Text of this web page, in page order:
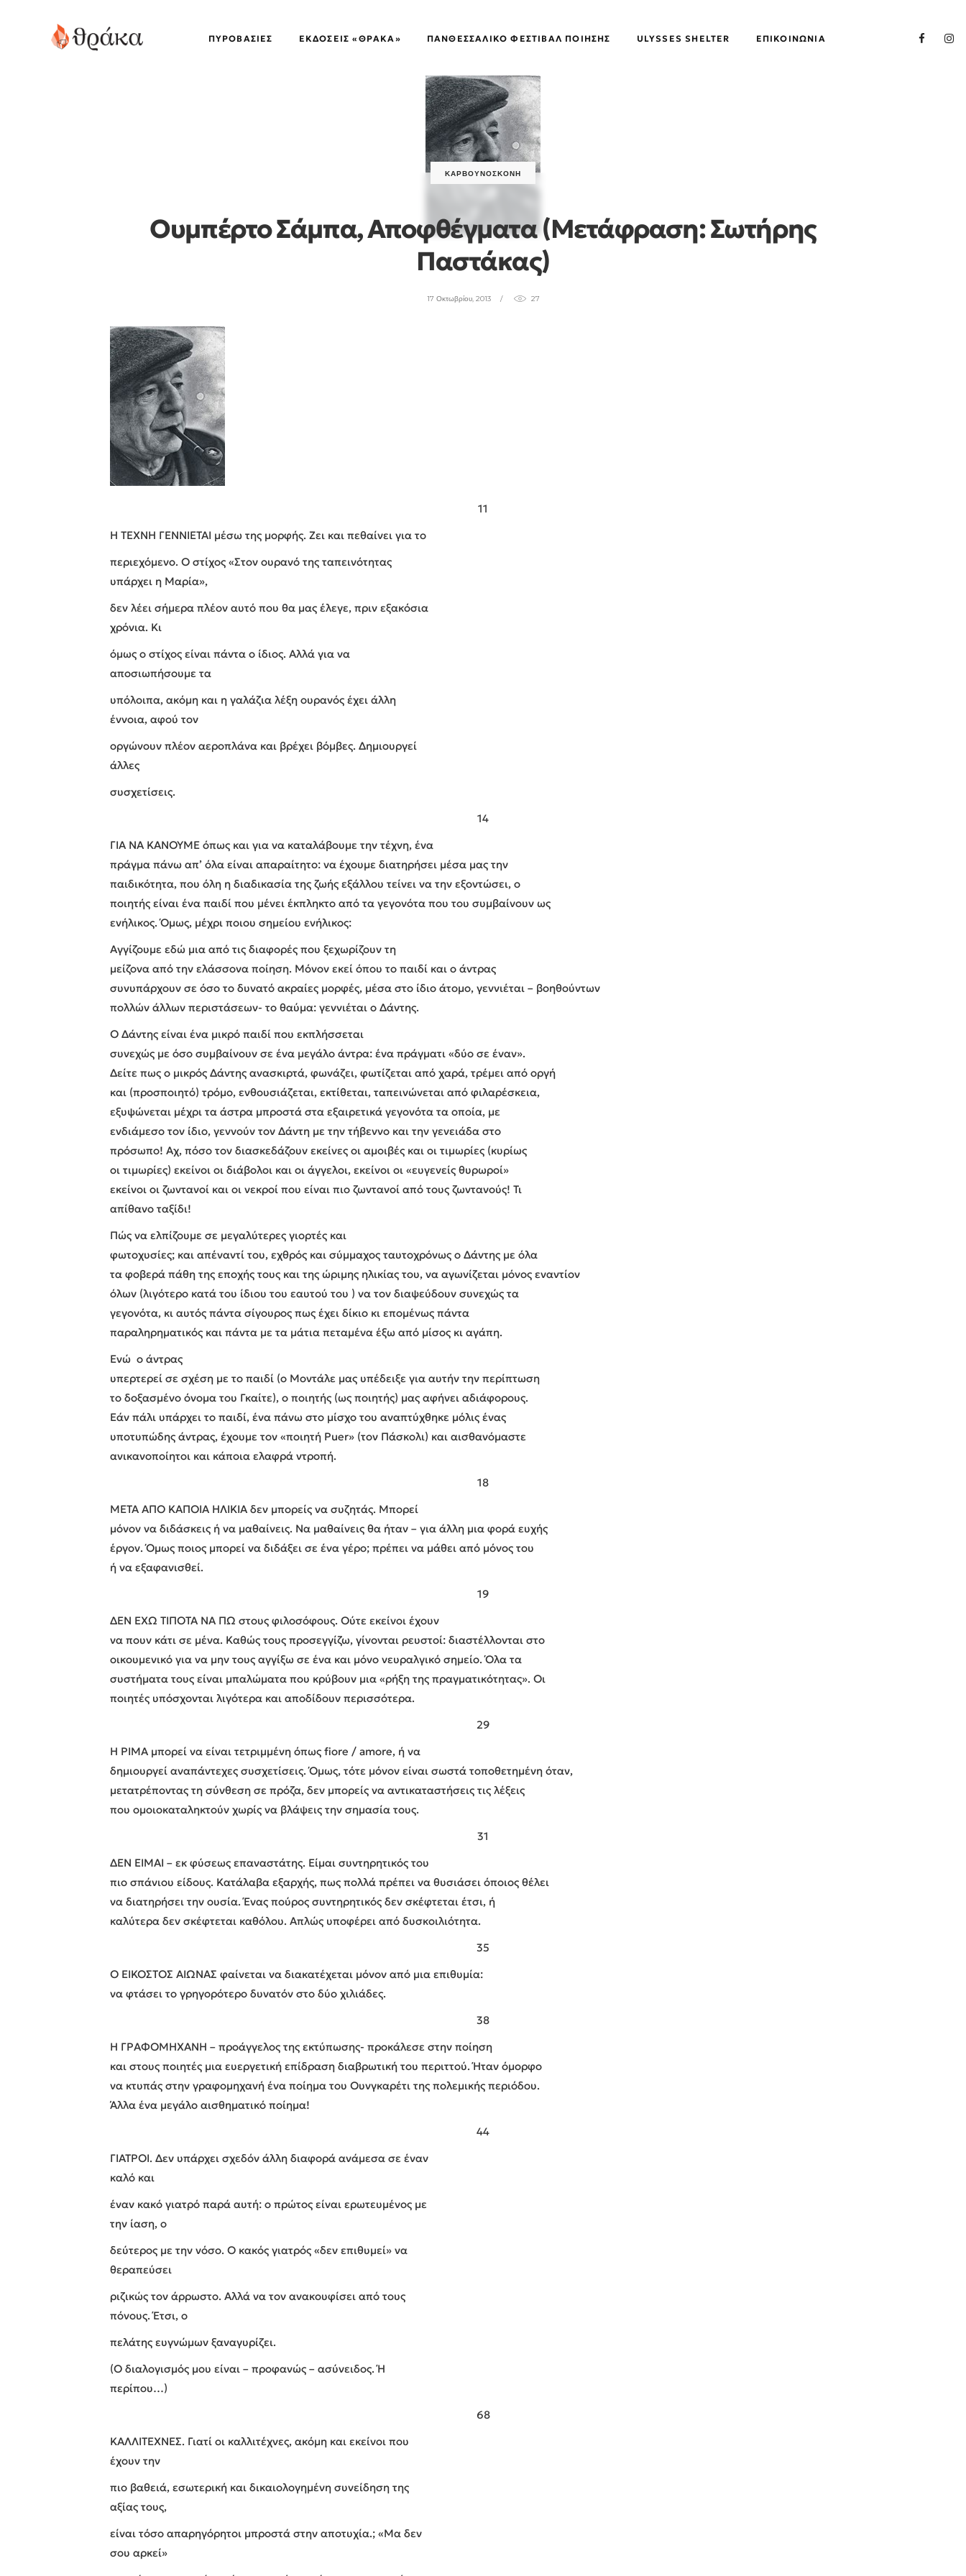
ΠΥΡΟΒΑΣΊΕΣ EΚΔΌΣΕΙΣ «ΘΡΑΚΑ» ΠΑΝΘΕΣΣΑΛΙΚΌ ΦΕΣΤΙΒΆΛ ΠΟΊΗΣΗΣ ULYSSES SHELTER ΕΠΙΚΟΙΝΩΝΊΑ
ΚΑΡΒΟΥΝΌΣΚΟΝΗ
Ουμπέρτο Σάμπα, Αποφθέγματα (μετάφραση: Σωτήρης
Παστάκας)
17 Οκτωβρίου, 2013 27
11
Η ΤΕΧΝΗ ΓΕΝΝΙΕΤΑΙ μέσω της μορφής. Ζει και πεθαίνει για το
περιεχόμενο. Ο στίχος «Στον ουρανό της ταπεινότητας
υπάρχει η Μαρία»,
δεν λέει σήμερα πλέον αυτό που θα μας έλεγε, πριν εξακόσια
χρόνια. Κι
όμως ο στίχος είναι πάντα ο ίδιος. Αλλά για να
αποσιωπήσουμε τα
υπόλοιπα, ακόμη και η γαλάζια λέξη ουρανός έχει άλλη
έννοια, αφού τον
οργώνουν πλέον αεροπλάνα και βρέχει βόμβες. Δημιουργεί
άλλες
συσχετίσεις.
14
ΓΙΑ ΝΑ ΚΑΝΟΥΜΕ όπως και για να καταλάβουμε την τέχνη, ένα
πράγμα πάνω απ’ όλα είναι απαραίτητο: να έχουμε διατηρήσει μέσα μας την
παιδικότητα, που όλη η διαδικασία της ζωής εξάλλου τείνει να την εξοντώσει, ο
ποιητής είναι ένα παιδί που μένει έκπληκτο από τα γεγονότα που του συμβαίνουν ως
ενήλικος. Όμως, μέχρι ποιου σημείου ενήλικος:
Αγγίζουμε εδώ μια από τις διαφορές που ξεχωρίζουν τη
μείζονα από την ελάσσονα ποίηση. Μόνον εκεί όπου το παιδί και ο άντρας
συνυπάρχουν σε όσο το δυνατό ακραίες μορφές, μέσα στο ίδιο άτομο, γεννιέται – βοηθούντων
πολλών άλλων περιστάσεων- το θαύμα: γεννιέται ο Δάντης.
Ο Δάντης είναι ένα μικρό παιδί που εκπλήσσεται
συνεχώς με όσο συμβαίνουν σε ένα μεγάλο άντρα: ένα πράγματι «δύο σε έναν».
Δείτε πως ο μικρός Δάντης ανασκιρτά, φωνάζει, φωτίζεται από χαρά, τρέμει από οργή
και (προσποιητό) τρόμο, ενθουσιάζεται, εκτίθεται, ταπεινώνεται από φιλαρέσκεια,
εξυψώνεται μέχρι τα άστρα μπροστά στα εξαιρετικά γεγονότα τα οποία, με
ενδιάμεσο τον ίδιο, γεννούν τον Δάντη με την τήβεννο και την γενειάδα στο
πρόσωπο! Αχ, πόσο τον διασκεδάζουν εκείνες οι αμοιβές και οι τιμωρίες (κυρίως
οι τιμωρίες) εκείνοι οι διάβολοι και οι άγγελοι, εκείνοι οι «ευγενείς θυρωροί»
εκείνοι οι ζωντανοί και οι νεκροί που είναι πιο ζωντανοί από τους ζωντανούς! Τι
απίθανο ταξίδι!
Πώς να ελπίζουμε σε μεγαλύτερες γιορτές και
φωτοχυσίες; και απέναντί του, εχθρός και σύμμαχος ταυτοχρόνως ο Δάντης με όλα
τα φοβερά πάθη της εποχής τους και της ώριμης ηλικίας του, να αγωνίζεται μόνος εναντίον
όλων (λιγότερο κατά του ίδιου του εαυτού του ) να τον διαψεύδουν συνεχώς τα
γεγονότα, κι αυτός πάντα σίγουρος πως έχει δίκιο κι επομένως πάντα
παραληρηματικός και πάντα με τα μάτια πεταμένα έξω από μίσος κι αγάπη.
Ενώ ο άντρας
υπερτερεί σε σχέση με το παιδί (ο Μοντάλε μας υπέδειξε για αυτήν την περίπτωση
το δοξασμένο όνομα του Γκαίτε), ο ποιητής (ως ποιητής) μας αφήνει αδιάφορους.
Εάν πάλι υπάρχει το παιδί, ένα πάνω στο μίσχο του αναπτύχθηκε μόλις ένας
υποτυπώδης άντρας, έχουμε τον «ποιητή Puer» (τον Πάσκολι) και αισθανόμαστε
ανικανοποίητοι και κάποια ελαφρά ντροπή.
18
ΜΕΤΑ ΑΠΟ ΚΑΠΟΙΑ ΗΛΙΚΙΑ δεν μπορείς να συζητάς. Μπορεί
μόνον να διδάσκεις ή να μαθαίνεις. Να μαθαίνεις θα ήταν – για άλλη μια φορά ευχής
έργον. Όμως ποιος μπορεί να διδάξει σε ένα γέρο; πρέπει να μάθει από μόνος του
ή να εξαφανισθεί.
19
ΔΕΝ ΕΧΩ ΤΙΠΟΤΑ ΝΑ ΠΩ στους φιλοσόφους. Ούτε εκείνοι έχουν
να πουν κάτι σε μένα. Καθώς τους προσεγγίζω, γίνονται ρευστοί: διαστέλλονται στο
οικουμενικό για να μην τους αγγίξω σε ένα και μόνο νευραλγικό σημείο. Όλα τα
συστήματα τους είναι μπαλώματα που κρύβουν μια «ρήξη της πραγματικότητας». Οι
ποιητές υπόσχονται λιγότερα και αποδίδουν περισσότερα.
29
Η ΡΙΜΑ μπορεί να είναι τετριμμένη όπως fiore / amore, ή να
δημιουργεί αναπάντεχες συσχετίσεις. Όμως, τότε μόνον είναι σωστά τοποθετημένη όταν,
μετατρέποντας τη σύνθεση σε πρόζα, δεν μπορείς να αντικαταστήσεις τις λέξεις
που ομοιοκαταληκτούν χωρίς να βλάψεις την σημασία τους.
31
ΔΕΝ ΕΙΜΑΙ – εκ φύσεως επαναστάτης. Είμαι συντηρητικός του
πιο σπάνιου είδους. Κατάλαβα εξαρχής, πως πολλά πρέπει να θυσιάσει όποιος θέλει
να διατηρήσει την ουσία. Ένας πούρος συντηρητικός δεν σκέφτεται έτσι, ή
καλύτερα δεν σκέφτεται καθόλου. Απλώς υποφέρει από δυσκοιλιότητα.
35
Ο ΕΙΚΟΣΤΟΣ ΑΙΩΝΑΣ φαίνεται να διακατέχεται μόνον από μια επιθυμία:
να φτάσει το γρηγορότερο δυνατόν στο δύο χιλιάδες.
38
Η ΓΡΑΦΟΜΗΧΑΝΗ – προάγγελος της εκτύπωσης- προκάλεσε στην ποίηση
και στους ποιητές μια ευεργετική επίδραση διαβρωτική του περιττού. Ήταν όμορφο
να κτυπάς στην γραφομηχανή ένα ποίημα του Ουνγκαρέτι της πολεμικής περιόδου.
Άλλα ένα μεγάλο αισθηματικό ποίημα!
44
ΓΙΑΤΡΟΙ. Δεν υπάρχει σχεδόν άλλη διαφορά ανάμεσα σε έναν
καλό και
έναν κακό γιατρό παρά αυτή: ο πρώτος είναι ερωτευμένος με
την ίαση, ο
δεύτερος με την νόσο. Ο κακός γιατρός «δεν επιθυμεί» να
θεραπεύσει
ριζικώς τον άρρωστο. Αλλά να τον ανακουφίσει από τους
πόνους. Έτσι, ο
πελάτης ευγνώμων ξαναγυρίζει.
(Ο διαλογισμός μου είναι – προφανώς – ασύνειδος. Ή
περίπου…)
68
ΚΑΛΛΙΤΕΧΝΕΣ. Γιατί οι καλλιτέχνες, ακόμη και εκείνοι που
έχουν την
πιο βαθειά, εσωτερική και δικαιολογημένη συνείδηση της
αξίας τους,
είναι τόσο απαρηγόρητοι μπροστά στην αποτυχία.; «Μα δεν
σου αρκεί»